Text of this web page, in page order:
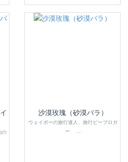
の
沙漠玫瑰（砂漠バラ）
ウェイボーの旅行達人、旅行ビーブロガ
ー ...